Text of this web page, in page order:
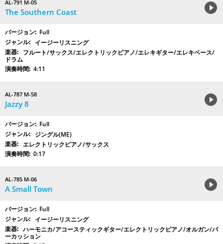
AL-791 M-05
The Southern Coast
Full
イージーリスニング
フルート/サックス/エレクトリックピアノ/エレキギター/エレキベース/
ドラム
4:11
AL-787 M-58
Jazzy 8
Full
ジングル(ME)
エレクトリックピアノ/サックス
0:17
AL-785 M-06
A Small Town
Full
イージーリスニング
ハーモニカ/アコースティックギター/エレクトリックピアノ/オルガン/パ
ーカッション